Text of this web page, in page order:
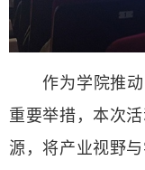
作为学院推
重要举措，本次
源，将产业视野